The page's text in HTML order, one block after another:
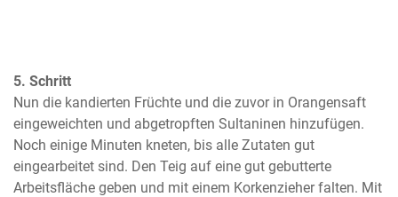
5. Schritt
Nun die kandierten Früchte und die zuvor in Orangensaft
eingeweichten und abgetropften Sultaninen hinzufügen.
Noch einige Minuten kneten, bis alle Zutaten gut
eingearbeitet sind. Den Teig auf eine gut gebutterte
Arbeitsfläche geben und mit einem Korkenzieher falten. Mit